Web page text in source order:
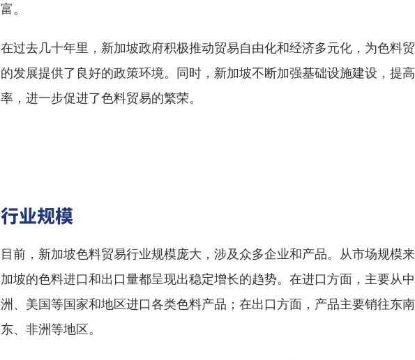
富。
在过去几十年里，新加坡政府积极推动贸易自由化和经济多元化，为色料
的发展提供了良好的政策环境。同时，新加坡不断加强基础设施建设，提
率，进一步促进了色料贸易的繁荣。
行业规模
目前，新加坡色料贸易行业规模庞大，涉及众多企业和产品。从市场规模
加坡的色料进口和出口量都呈现出稳定增长的趋势。在进口方面，主要从
洲、美国等国家和地区进口各类色料产品；在出口方面，产品主要销往东
东、非洲等地区。